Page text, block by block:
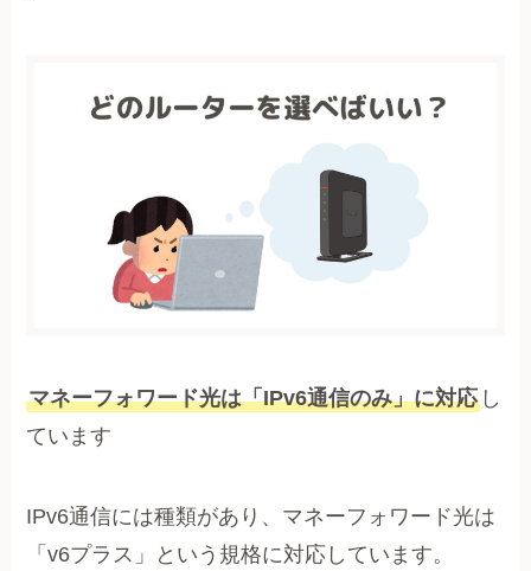
マネーフォワード光は「IPv6通信のみ」に対応 し
ています
IPv6通信には種類があり、マネーフォワード光は
「v6プラス」という規格に対応しています。